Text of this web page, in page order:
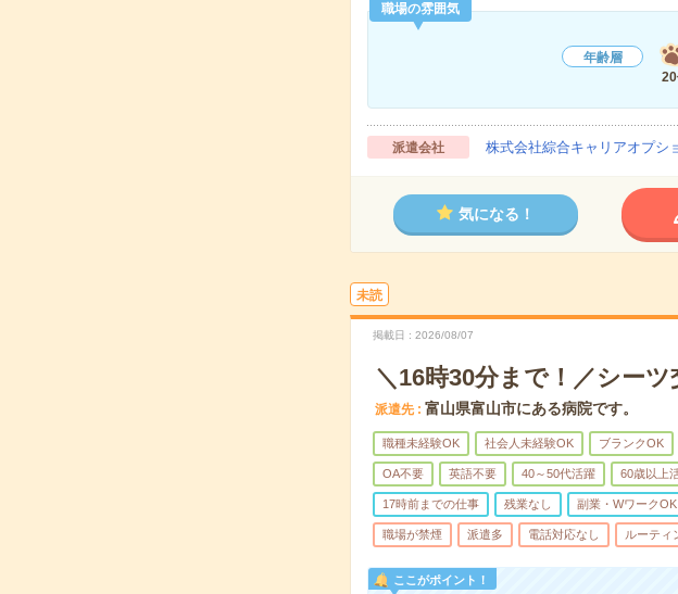
職場の雰囲気
年齢層
派遣会社 株式会社綜合キャリアオプシ
気になる！
未読
掲載日 2026/08/07
＼16時30分まで！／シー
派遣先 富山県富山市にある病院です。
職種未経験OK 社会人未経験OK ブランクOK
OA不要 英語不要 40～50代活躍 60歳以上
17時前までの仕事 残業なし 副業・WワークOK
職場が禁煙 派遣多 電話対応なし ルーティ
ここがポイント！